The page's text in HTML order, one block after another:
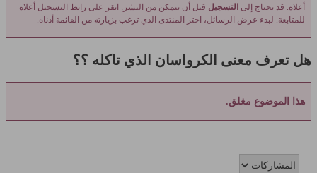
أعلاه. قد تحتاج إلى التسجيل قبل أن تتمكن من النشر: انقر على رابط التسجيل أعلاه
للمتابعة. لبدء عرض الرسائل، اختر المنتدى الذي ترغب بزيارته من القائمة أدناه.
هل تعرف معنى الكرواسان الذي تاكله ؟؟
هذا الموضوع مغلق.